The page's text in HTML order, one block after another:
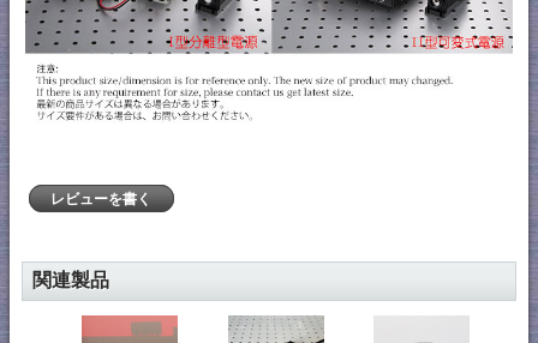
レビューを書く
関連製品